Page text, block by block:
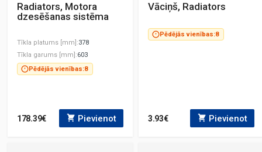
Radiators, Motora
dzesēšanas sistēma
Tīkla platums [mm] 378
Tīkla garums [mm] 603
Pēdējās vienības:8
178.39€ Pievienot
Vāciņš, Radiators
Pēdējās vienības:8
3.93€ Pievienot